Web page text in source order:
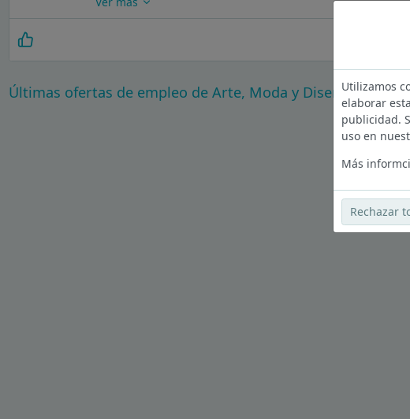
Últimas ofertas de empleo de Arte, Moda y Diseño en
Ver
Utilizamos
elaborar
publicidad.
uso en
Más
Rechazar